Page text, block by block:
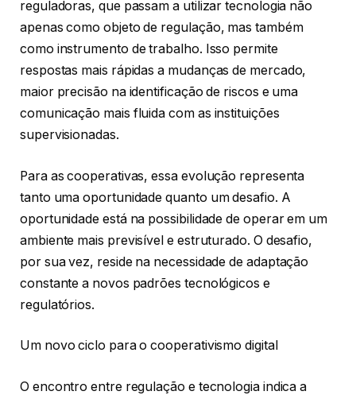
reguladoras, que passam a utilizar tecnologia não
apenas como objeto de regulação, mas também
como instrumento de trabalho. Isso permite
respostas mais rápidas a mudanças de mercado,
maior precisão na identificação de riscos e uma
comunicação mais fluida com as instituições
supervisionadas.
Para as cooperativas, essa evolução representa
tanto uma oportunidade quanto um desafio. A
oportunidade está na possibilidade de operar em um
ambiente mais previsível e estruturado. O desafio,
por sua vez, reside na necessidade de adaptação
constante a novos padrões tecnológicos e
regulatórios.
Um novo ciclo para o cooperativismo digital
O encontro entre regulação e tecnologia indica a